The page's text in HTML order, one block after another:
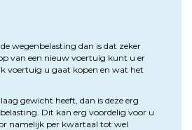
wegenbelasting dan is dat zeker
van een nieuw voertuig kunt u er
voertuig u gaat kopen en wat het
gewicht heeft, dan is deze erg
Dit kan erg voordelig voor u
namelijk per kwartaal tot wel